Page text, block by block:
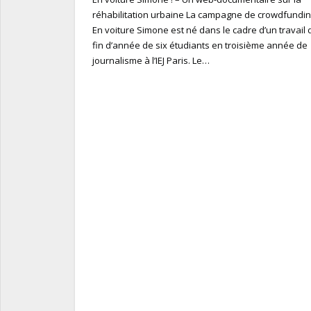
réhabilitation urbaine La campagne de
En voiture Simone est né dans le cadre d’un travail
fin d’année de six étudiants en troisième année de
journalisme à l’IEJ Paris. Le…